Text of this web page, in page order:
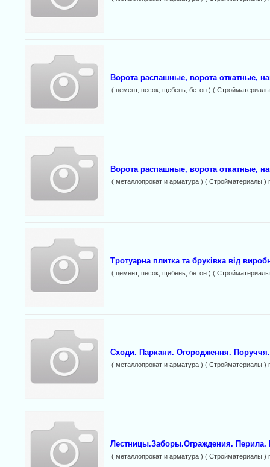
Ворота распашные, ворота откатные,
( цемент, песок, щебень, бетон ) (
Ворота распашные, ворота откатные,
( металлопрокат и арматура ) ( Стройматериалы )
Тротуарна плитка та бруківка від
( цемент, песок, щебень, бетон ) (
Сходи. Паркани. Огородження.
( металлопрокат и арматура ) ( Стройматериалы )
Лестницы.Заборы.Ограждения.
( металлопрокат и арматура ) ( Стройматериалы )